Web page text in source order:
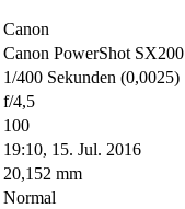
Canon
Canon PowerShot
1/400 Sekunden (0,0025)
f/4,5
100
19:10, 15. Jul. 2016
20,152 mm
Normal